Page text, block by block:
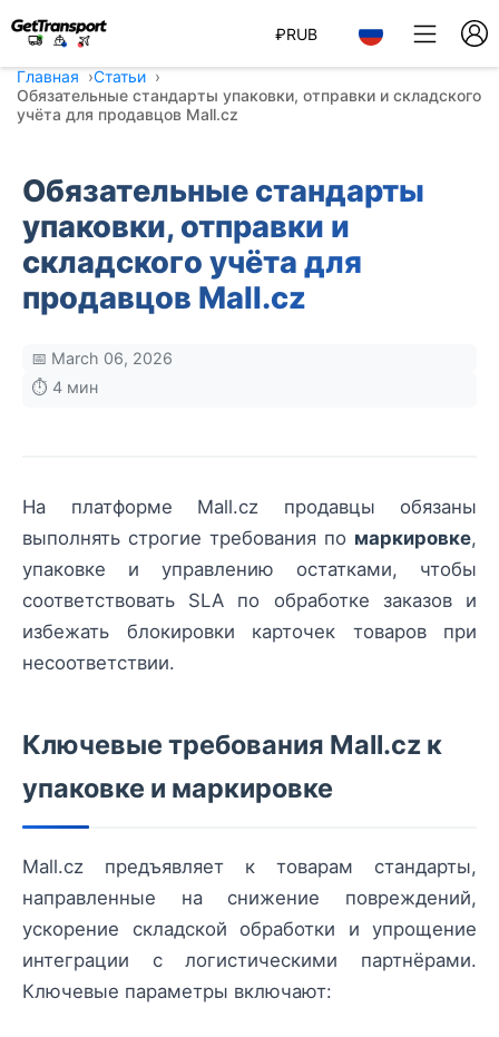
₽RUB
Главная
Статьи
Обязательные стандарты упаковки, отправки и складского
учёта для продавцов Mall.cz
Обязательные стандарты
упаковки, отправки и
складского учёта для
продавцов Mall.cz
📅 March 06, 2026
⏱️ 4 мин
На платформе Mall.cz продавцы обязаны
выполнять строгие требования по маркировке,
упаковке и управлению остатками, чтобы
соответствовать SLA по обработке заказов и
избежать блокировки карточек товаров при
несоответствии.
Ключевые требования Mall.cz к
упаковке и маркировке
Mall.cz предъявляет к товарам стандарты,
направленные на снижение повреждений,
ускорение складской обработки и упрощение
интеграции с логистическими партнёрами.
Ключевые параметры включают: